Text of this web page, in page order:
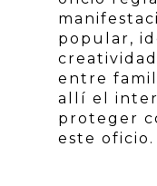
popular,
entre
allí el
proteger
este oficio.